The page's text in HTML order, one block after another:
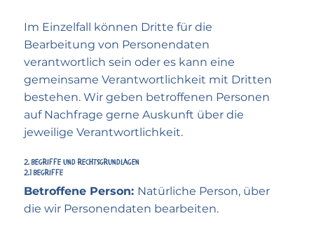
Im Einzel­fall können Dritte für die
Bearbeitung von Personen­daten
verantwortlich sein oder es kann eine
gemeinsame Verant­wortlich­keit mit Dritten
bestehen. Wir geben betroffenen Personen
auf Nach­frage gerne Auskunft über die
jeweilige Verant­wort­lich­keit.
2. Begriffe und Rechts­grundlagen
2.1 Begriffe
Betroffene Person: Natürliche Person, über
die wir Personen­daten bearbeiten.